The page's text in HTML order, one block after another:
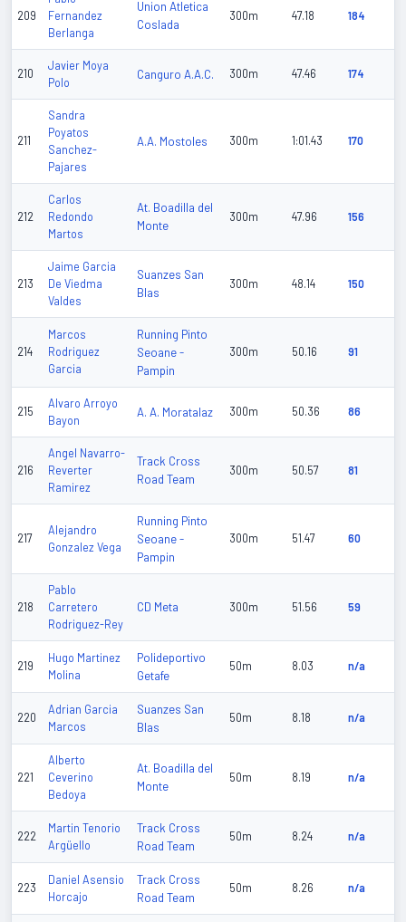
209
Fernandez
Berlanga
Union Atletica
Coslada
300m 47.18 184
210
Javier Moya
Polo
Canguro A.A.C. 300m 47.46 174
211
Sandra
Poyatos
Sanchez-
Pajares
A.A. Mostoles 300m 1:01.43 170
212
Carlos
Redondo
Martos
At. Boadilla del
Monte
300m 47.96 156
213
Jaime Garcia
De Viedma
Valdes
Suanzes San
Blas
300m 48.14 150
214
Marcos
Rodriguez
Garcia
Running Pinto
Seoane -
Pampin
300m 50.16 91
215
Alvaro Arroyo
Bayon
A. A. Moratalaz 300m 50.36 86
216
Angel Navarro-
Reverter
Ramirez
Track Cross
Road Team
300m 50.57 81
217
Alejandro
Gonzalez Vega
Running Pinto
Seoane -
Pampin
300m 51.47 60
218
Pablo
Carretero
Rodriguez-Rey
CD Meta 300m 51.56 59
219
Hugo Martinez
Molina
Polideportivo
Getafe
50m 8.03 n/a
220
Adrian Garcia
Marcos
Suanzes San
Blas
50m 8.18 n/a
221
Alberto
Ceverino
Bedoya
At. Boadilla del
Monte
50m 8.19 n/a
222
Martin Tenorio
Argüello
Track Cross
Road Team
50m 8.24 n/a
223
Daniel Asensio
Horcajo
Track Cross
Road Team
50m 8.26 n/a